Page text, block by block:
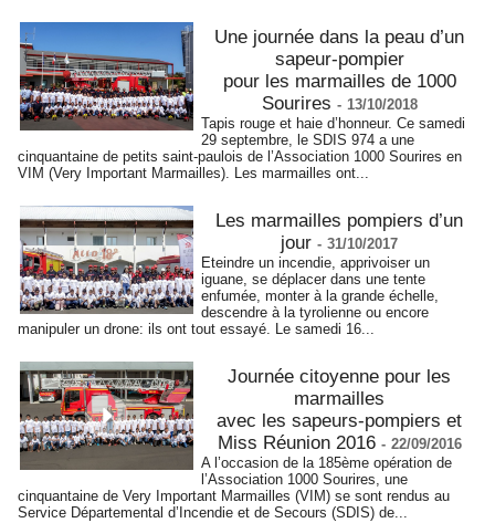
Une journée dans la peau d’un
sapeur-pompier
pour les marmailles de 1000
Sourires - 13/10/2018
Tapis rouge et haie d’honneur. Ce samedi
29 septembre, le SDIS 974 a une
cinquantaine de petits saint-paulois de l’Association 1000 Sourires en
VIM (Very Important Marmailles). Les marmailles ont...
Les marmailles pompiers d’un
jour - 31/10/2017
Eteindre un incendie, apprivoiser un
iguane, se déplacer dans une tente
enfumée, monter à la grande échelle,
descendre à la tyrolienne ou encore
manipuler un drone: ils ont tout essayé. Le samedi 16...
Journée citoyenne pour les
marmailles
avec les sapeurs-pompiers et
Miss Réunion 2016 - 22/09/2016
A l’occasion de la 185ème opération de
l’Association 1000 Sourires, une
cinquantaine de Very Important Marmailles (VIM) se sont rendus au
Service Départemental d’Incendie et de Secours (SDIS) de...